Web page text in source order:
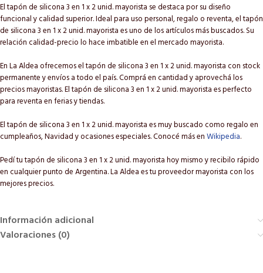
El tapón de silicona 3 en 1 x 2 unid. mayorista se destaca por su diseño
funcional y calidad superior. Ideal para uso personal, regalo o reventa, el tapón
de silicona 3 en 1 x 2 unid. mayorista es uno de los artículos más buscados. Su
relación calidad-precio lo hace imbatible en el mercado mayorista.
En La Aldea ofrecemos el tapón de silicona 3 en 1 x 2 unid. mayorista con stock
permanente y envíos a todo el país. Comprá en cantidad y aprovechá los
precios mayoristas. El tapón de silicona 3 en 1 x 2 unid. mayorista es perfecto
para reventa en ferias y tiendas.
El tapón de silicona 3 en 1 x 2 unid. mayorista es muy buscado como regalo en
cumpleaños, Navidad y ocasiones especiales. Conocé más enWikipedia.
Pedí tu tapón de silicona 3 en 1 x 2 unid. mayorista hoy mismo y recibilo rápido
en cualquier punto de Argentina. La Aldea es tu proveedor mayorista con los
mejores precios.
Información adicional
Valoraciones (0)